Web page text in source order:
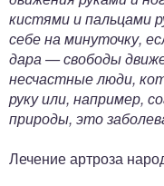
кистями и пальцами
себе на минуточку,
дара — свободы
несчастные люди,
руку или, например,
природы, это
Лечение артроза